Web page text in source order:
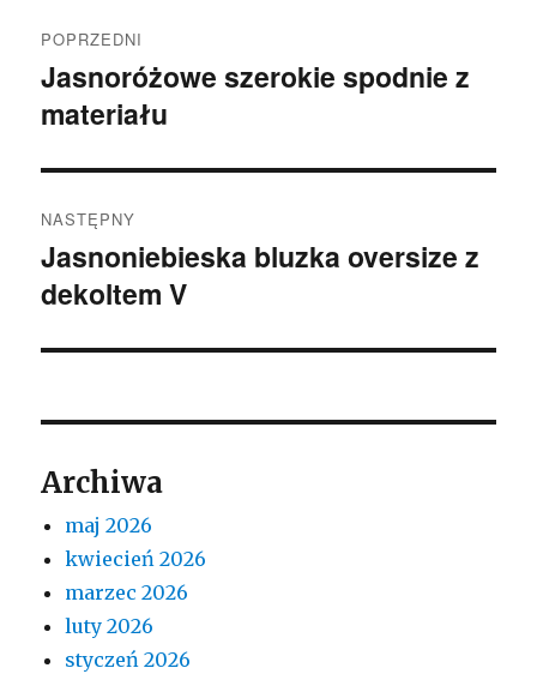
wpisu
POPRZEDNI
Poprzedni
wpis:
Jasnoróżowe szerokie spodnie z
materiału
NASTĘPNY
Następny
wpis:
Jasnoniebieska bluzka oversize z
dekoltem V
Archiwa
maj 2026
kwiecień 2026
marzec 2026
luty 2026
styczeń 2026